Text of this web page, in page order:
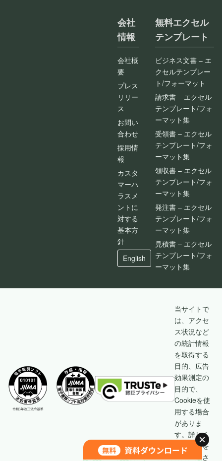
会社
情報
会社概
要
プレス
リリー
ス
お問い
合わせ
採用情
報
カスタ
マーハ
ラスメ
ントに
対する
基本方
針
English
無料エクセル
テンプレート
ビジネス文書 – エ
クセルテンプレー
ト/フォーマット
請求書 – エクセル
テンプレート/フォ
ーマット集
受領書 – エクセル
テンプレート/フォ
ーマット集
領収書 – エクセル
テンプレート/フォ
ーマット集
発注書 – エクセル
テンプレート/フォ
ーマット集
見積書 – エクセル
テンプレート/フォ
ーマット集
当サイトで
は、アクセ
ス状況など
の統計情報
を取得する
目的、広告
効果測定の
目的で、
Cookieを使
用する場合
がありま
す。詳しく
こちらを
ご覧くださ